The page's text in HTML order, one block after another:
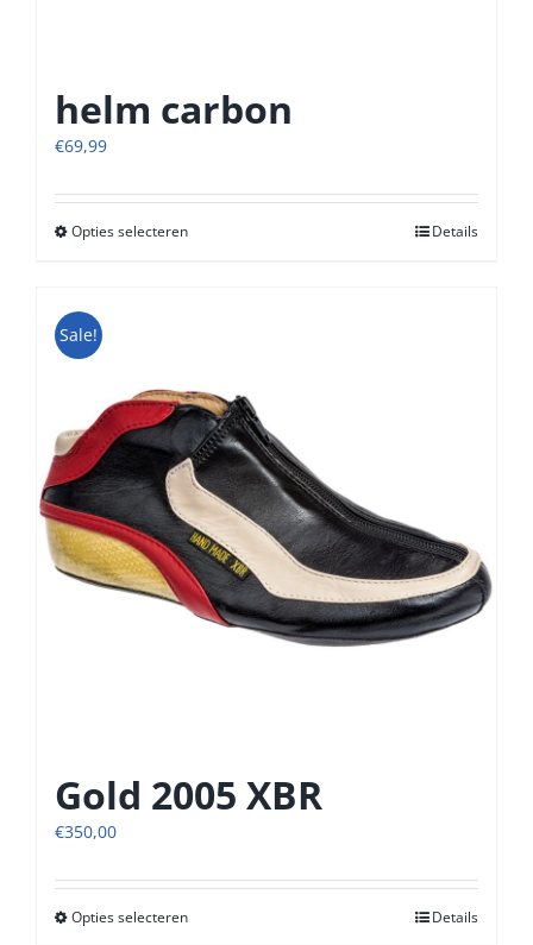
helm carbon
€69,99
Opties selecterenDit
optie
kan
gekozen
worden
op
de
productpagina
Details
Sale!
Gold 2005 XBR
€350,00
Opties selecterenDit
Details